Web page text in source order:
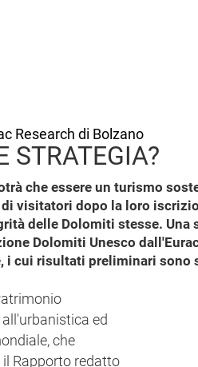
Research di Bolzano
STRATEGIA?
che essere un turismo
visitatori dopo la loro
delle Dolomiti stesse. Una
Dolomiti Unesco
i cui risultati preliminari sono
ed
che
il Rapporto redatto